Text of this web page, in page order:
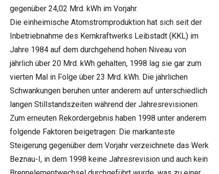
gegenüber 24,02 Mrd. kWh im Vorjahr.
Die einheimische Atomstromproduktion hat sich seit der
Inbetriebnahme des Kernkraftwerks Leibstadt (KKL) im
Jahre 1984 auf dem durchgehend hohen Niveau von
jährlich über 20 Mrd. kWh gehalten, 1998 lag sie gar zum
vierten Mal in Folge über 23 Mrd. kWh. Die jährlichen
Schwankungen beruhen unter anderem auf unterschiedlich
langen Stillstandszeiten während der Jahresrevisionen.
Zum erneuten Rekordergebnis haben 1998 unter anderem
folgende Faktoren beigetragen: Die markanteste
Steigerung gegenüber dem Vorjahr verzeichnete das Werk
Beznau-I, in dem 1998 keine Jahresrevision und auch kein